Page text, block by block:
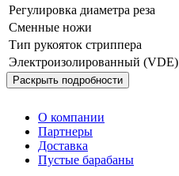
Регулировка диаметра реза
Сменные ножи
Тип рукояток стриппера
Электроизолированный (VDE)
Раскрыть подробности
О компании
Партнеры
Доставка
Пустые барабаны